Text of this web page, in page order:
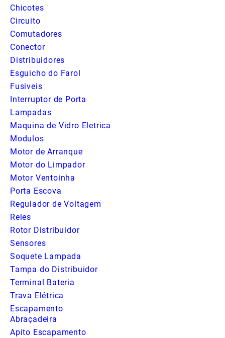
Chicotes
Circuito
Comutadores
Conector
Distribuidores
Esguicho do Farol
Fusiveis
Interruptor de Porta
Lampadas
Maquina de Vidro Eletrica
Modulos
Motor de Arranque
Motor do Limpador
Motor Ventoinha
Porta Escova
Regulador de Voltagem
Reles
Rotor Distribuidor
Sensores
Soquete Lampada
Tampa do Distribuidor
Terminal Bateria
Trava Elétrica
Escapamento
Abraçadeira
Apito Escapamento